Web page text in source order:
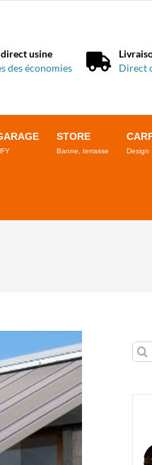
usine
des économies
Direct
STORE
Banne, terrasse Design